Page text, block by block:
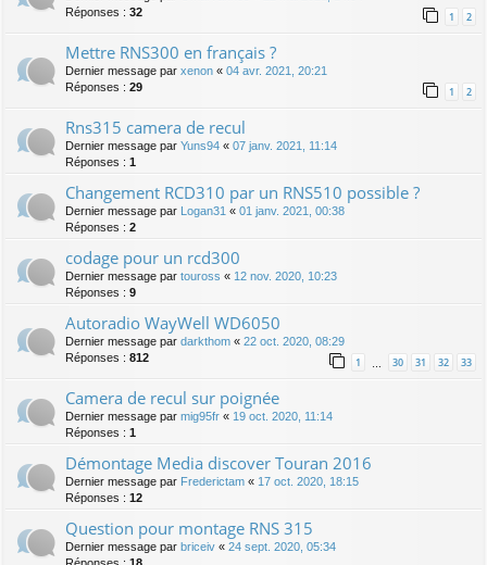
Réponses : 32 1 2
Mettre RNS300 en français ?
Dernier message par xenon « 04 avr. 2021, 20:21
Réponses : 29 1 2
Rns315 camera de recul
Dernier message par Yuns94 « 07 janv. 2021, 11:14
Réponses : 1
Changement RCD310 par un RNS510 possible ?
Dernier message par Logan31 « 01 janv. 2021, 00:38
Réponses : 2
codage pour un rcd300
Dernier message par touross « 12 nov. 2020, 10:23
Réponses : 9
Autoradio WayWell WD6050
Dernier message par darkthom « 22 oct. 2020, 08:29
Réponses : 812 1 … 30 31 32 33
Camera de recul sur poignée
Dernier message par mig95fr « 19 oct. 2020, 11:14
Réponses : 1
Démontage Media discover Touran 2016
Dernier message par Frederictam « 17 oct. 2020, 18:15
Réponses : 12
Question pour montage RNS 315
Dernier message par briceiv « 24 sept. 2020, 05:34